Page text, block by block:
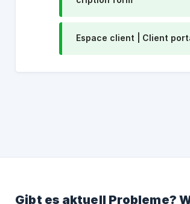
Espace client | Client
Gibt es aktuell Probleme?